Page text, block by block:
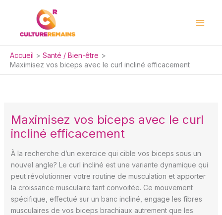
Accueil
Santé / Bien-être
Maximisez vos biceps avec le curl incliné efficacement
Maximisez vos biceps avec le curl
incliné efficacement
À la recherche d’un exercice qui cible vos biceps sous un
nouvel angle? Le curl incliné est une variante dynamique qui
peut révolutionner votre routine de musculation et apporter
la croissance musculaire tant convoitée. Ce mouvement
spécifique, effectué sur un banc incliné, engage les fibres
musculaires de vos biceps brachiaux autrement que les